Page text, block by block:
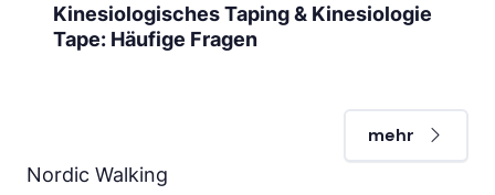
Kinesiologisches Taping & Kinesiologie
Tape: Häufige Fragen
mehr
Nordic Walking